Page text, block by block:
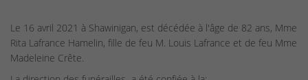
Le 16 avril 2021 à Shawinigan, est décédée à l'âge de 82 ans, Mme
Rita Lafrance Hamelin, fille de feu M. Louis Lafrance et de feu Mme
Madeleine Crête.